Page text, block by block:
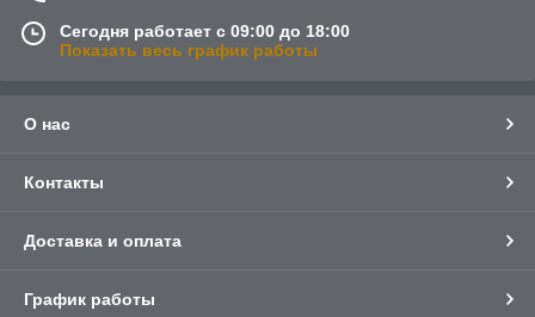
Сегодня работает с 09:00 до 18:00
Показать весь график работы
О нас
Контакты
Доставка и оплата
График работы